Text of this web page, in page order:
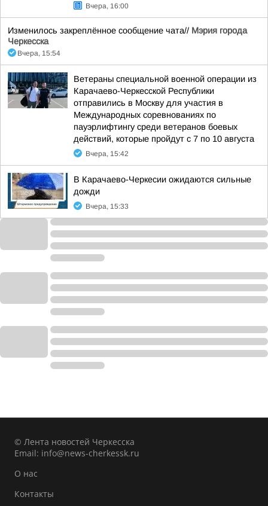
Вчера, 16:00
Изменилось закреплённое сообщение чата// Мэрия города
Черкесска
Вчера, 15:54
Ветераны специальной военной операции из
Карачаево-Черкесской Республики
отправились в Москву для участия в
Международных соревнованиях по
пауэрлифтингу среди ветеранов боевых
действий, которые пройдут с 7 по 10 августа
Вчера, 15:42
В Карачаево-Черкесии ожидаются сильные
дожди
Вчера, 15:33
© Лента новостей Черкесска
Email: info@news-cherkessk.ru
О нас
Контакты